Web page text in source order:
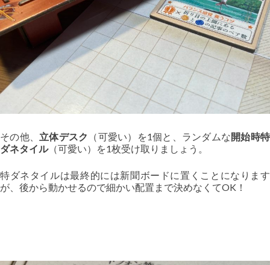
その他、 立体デスク （可愛い）を1個と、ランダムな開始時特
ダネタイル（可愛い）を1枚受け取りましょう。
特ダネタイルは最終的には新聞ボードに置くことになります
が、後から動かせるので細かい配置まで決めなくてOK！